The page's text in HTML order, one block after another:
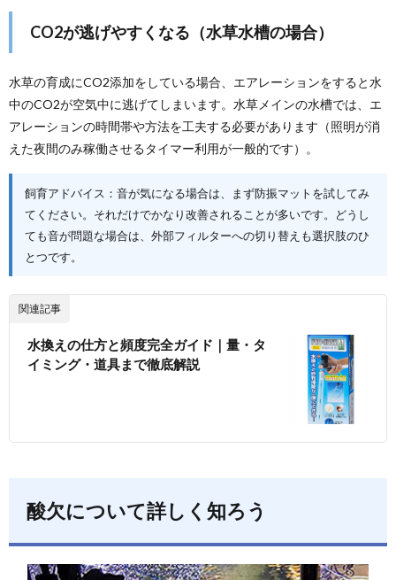
CO2が逃げやすくなる（水草水槽の場合）
水草の育成にCO2添加をしている場合、エアレーションをすると水
中のCO2が空気中に逃げてしまいます。水草メインの水槽では、エ
アレーションの時間帯や方法を工夫する必要があります（照明が消
えた夜間のみ稼働させるタイマー利用が一般的です）。
飼育アドバイス：音が気になる場合は、まず防振マットを試してみ
てください。それだけでかなり改善されることが多いです。どうし
ても音が問題な場合は、外部フィルターへの切り替えも選択肢のひ
とつです。
関連記事
水換えの仕方と頻度完全ガイド｜量・タ
イミング・道具まで徹底解説
酸欠について詳しく知ろう